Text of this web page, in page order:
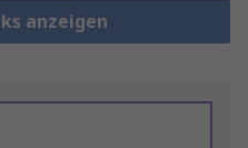
anzeigen